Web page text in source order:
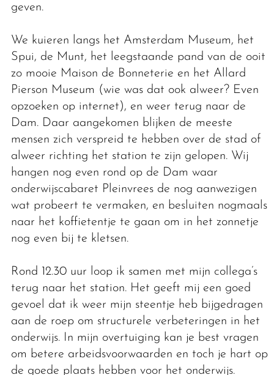
geven.
We kuieren langs het Amsterdam Museum, het
Spui, de Munt, het leegstaande pand van de ooit
zo mooie Maison de Bonneterie en het Allard
Pierson Museum (wie was dat ook alweer? Even
opzoeken op internet), en weer terug naar de
Dam. Daar aangekomen blijken de meeste
mensen zich verspreid te hebben over de stad of
alweer richting het station te zijn gelopen. Wij
hangen nog even rond op de Dam waar
onderwijscabaret Pleinvrees de nog aanwezigen
wat probeert te vermaken, en besluiten nogmaals
naar het koffietentje te gaan om in het zonnetje
nog even bij te kletsen.
Rond 12.30 uur loop ik samen met mijn collega’s
terug naar het station. Het geeft mij een goed
gevoel dat ik weer mijn steentje heb bijgedragen
aan de roep om structurele verbeteringen in het
onderwijs. In mijn overtuiging kan je best vragen
om betere arbeidsvoorwaarden en toch je hart op
de goede plaats hebben voor het onderwijs.